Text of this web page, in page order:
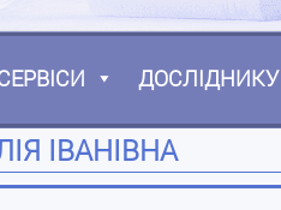
ДОСЛІДНИКУ
ІВАНІВНА